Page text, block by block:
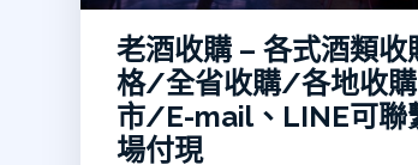
老酒收購 – 各式酒類收
格/全省收購/各地收購
市/E-mail、LINE可
場付現